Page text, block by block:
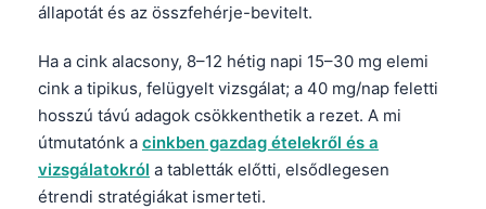
állapotát és az összfehérje-bevitelt.
Ha a cink alacsony, 8–12 hétig napi 15–30 mg elemi
cink a tipikus, felügyelt vizsgálat; a 40 mg/nap feletti
hosszú távú adagok csökkenthetik a rezet. A mi
útmutatónk a cinkben gazdag ételekről és a
vizsgálatokról a tabletták előtti, elsődlegesen
étrendi stratégiákat ismerteti.
العربية
Français
עִבְרִית
Italiano